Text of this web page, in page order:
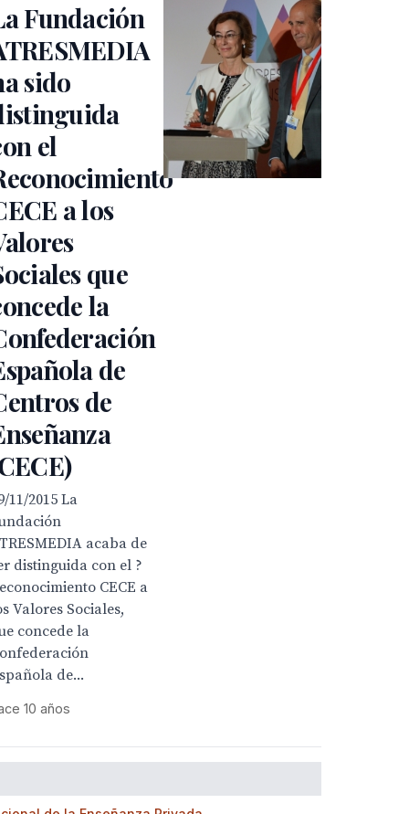
Fundación
sido
el
a los
que
la
de
de
11/2015 La
acaba de
distinguida con el ?
CECE a
Valores Sociales,
concede la
de...
10 años